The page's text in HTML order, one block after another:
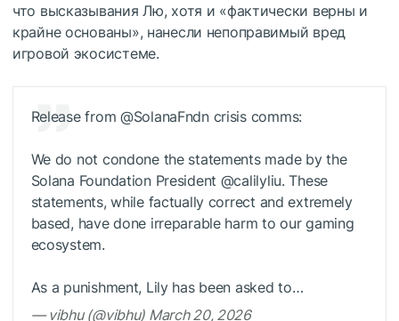
что высказывания Лю, хотя и «фактически верны и
крайне основаны», нанесли непоправимый вред
игровой экосистеме.
Release from @SolanaFndn crisis comms:
We do not condone the statements made by the
Solana Foundation President @calilyliu. These
statements, while factually correct and extremely
based, have done irreparable harm to our gaming
ecosystem.
As a punishment, Lily has been asked to…
— vibhu (@vibhu) March 20, 2026